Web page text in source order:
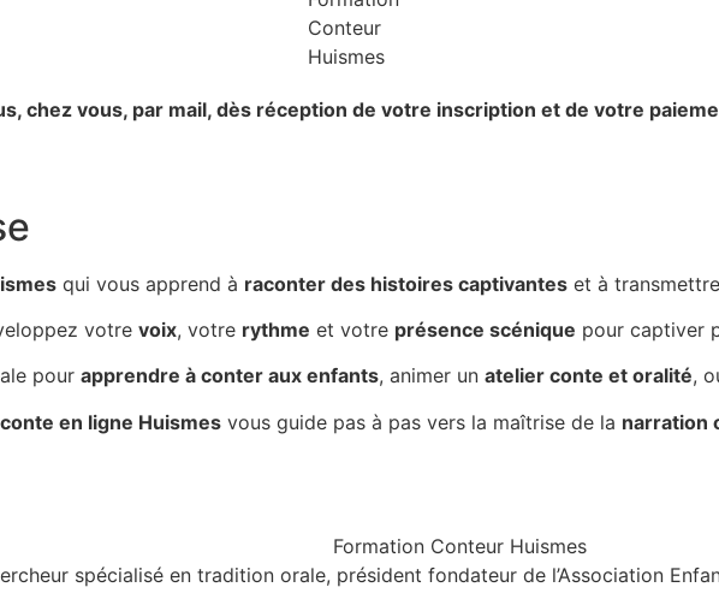
chez vous, par mail, dès réception de votre inscription et de votre
qui vous apprend à raconter des histoires captivantes et à
votre voix, votre rythme et votre présence scénique pour captiver
pour apprendre à conter aux enfants, animer un atelier conte et oralité,
en ligne Huismes vous guide pas à pas vers la maîtrise de la narration
spécialisé en tradition orale, président fondateur de l’Association